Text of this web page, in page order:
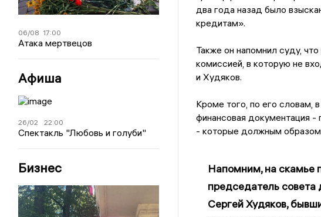
06/08 17:00
Атака мертвецов
Афиша
26/02 22:00
Спектакль "Любовь и голуби"
Бизнес
два года назад было
кредитам».
Также он напомнил суду,
комиссией, в которую не
и Худяков.
Кроме того, по его словам,
финансовая документация -
- которые должным образом
Напомним, на скамье
председатель
Сергей Худяков,